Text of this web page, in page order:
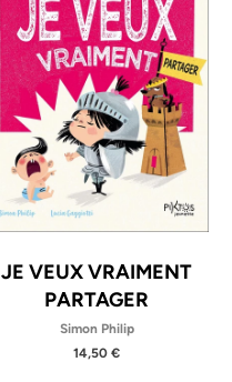
JE VEUX VRAIMENT
PARTAGER
Simon Philip
14,50 €